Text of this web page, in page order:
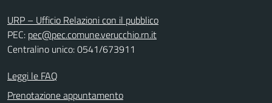
URP – Ufficio Relazioni con il pubblico
PEC: pec@pec.comune.verucchio.rn.it
Centralino unico: 0541/673911
Leggi le FAQ
Prenotazione appuntamento